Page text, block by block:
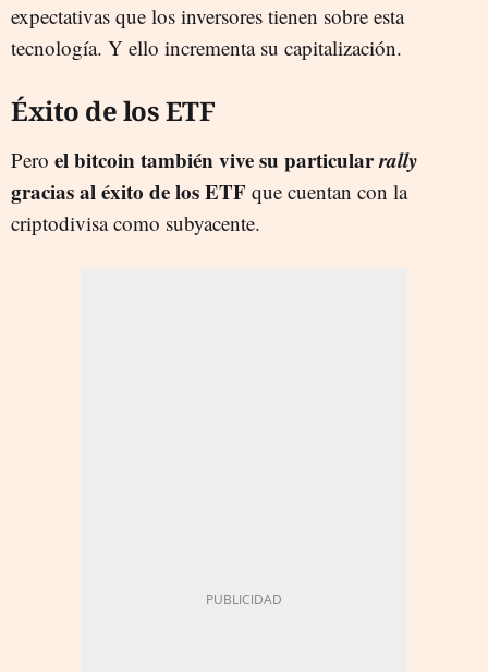
expectativas que los inversores tienen sobre esta
tecnología. Y ello incrementa su capitalización.
Éxito de los ETF
Pero el bitcoin también vive su particularrally
gracias al éxito de los ETF que cuentan con la
criptodivisa como subyacente.